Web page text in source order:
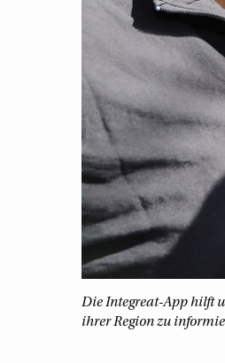
Die Integreat-App hilft
ihrer Region zu